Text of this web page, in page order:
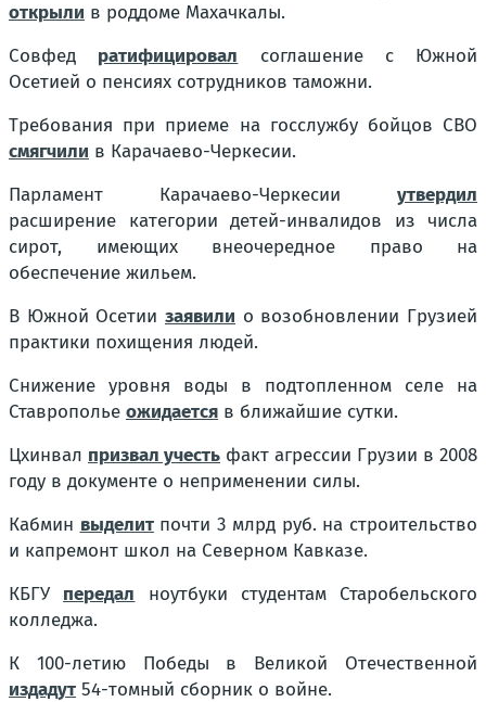
открыли в роддоме Махачкалы.
Совфед ратифицировал соглашение с Южной
Осетией о пенсиях сотрудников таможни.
Требования при приеме на госслужбу бойцов СВО
смягчили в Карачаево-Черкесии.
Парламент Карачаево-Черкесии утвердил
расширение категории детей-инвалидов из числа
сирот, имеющих внеочередное право на
обеспечение жильем.
В Южной Осетии заявили о возобновлении Грузией
практики похищения людей.
Снижение уровня воды в подтопленном селе на
Ставрополье ожидается в ближайшие сутки.
Цхинвал призвал учесть факт агрессии Грузии в 2008
году в документе о неприменении силы.
Кабмин выделитпочти 3 млрд руб. на строительство
и капремонт школ на Северном Кавказе.
КБГУ передал ноутбуки студентам Старобельского
колледжа.
К 100-летию Победы в Великой Отечественной
издадут 54-томный сборник о войне.